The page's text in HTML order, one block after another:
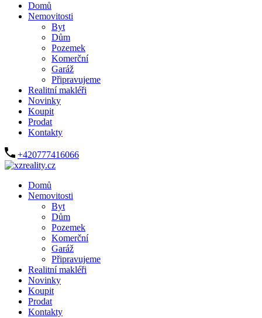
Domů
Nemovitosti
Byt
Dům
Pozemek
Komerční
Garáž
Připravujeme
Realitní makléři
Novinky
Koupit
Prodat
Kontakty
+420777416066
Domů
Nemovitosti
Byt
Dům
Pozemek
Komerční
Garáž
Připravujeme
Realitní makléři
Novinky
Koupit
Prodat
Kontakty